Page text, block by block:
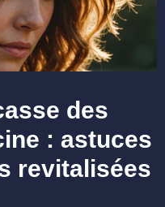
des
: astuces
revitalisées